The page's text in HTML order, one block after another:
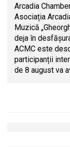
Arcadia
Asociația
Muzică
deja în
ACMC este
participanții
de 8 august va